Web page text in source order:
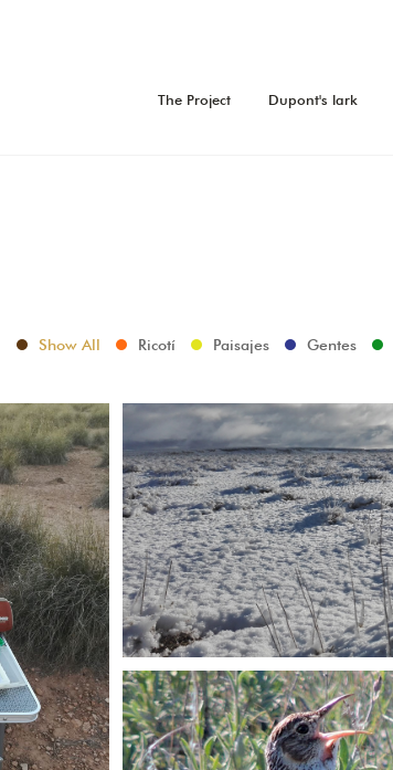
The Project Dupont's lark
Show All Ricotí Paisajes Gentes